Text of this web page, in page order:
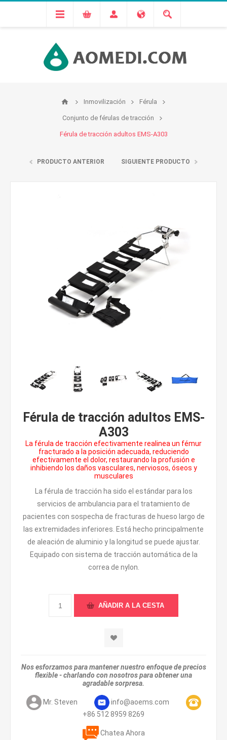
Inmovilización Férula
Conjunto de férulas de tracción
Férula de tracción adultos EMS-A303
PRODUCTO ANTERIOR SIGUIENTE PRODUCTO
Férula de tracción adultos EMS-
A303
La férula de tracción efectivamente realinea un fémur
fracturado a la posición adecuada, reduciendo
efectivamente el dolor, restaurando la profusión e
inhibiendo los daños vasculares, nerviosos, óseos y
musculares
La férula de tracción ha sido el estándar para los
servicios de ambulancia para el tratamiento de
pacientes con sospecha de fracturas de hueso largo de
las extremidades inferiores. Está hecho principalmente
de aleación de aluminio y la longitud se puede ajustar.
Equipado con sistema de tracción automática de la
correa de nylon.
Nos esforzamos para mantener nuestro enfoque de precios
flexible - charlando con nosotros para obtener una
agradable sorpresa.
Mr. Steven
info@aoems.com
+86 512 8959 8269
Chatea Ahora